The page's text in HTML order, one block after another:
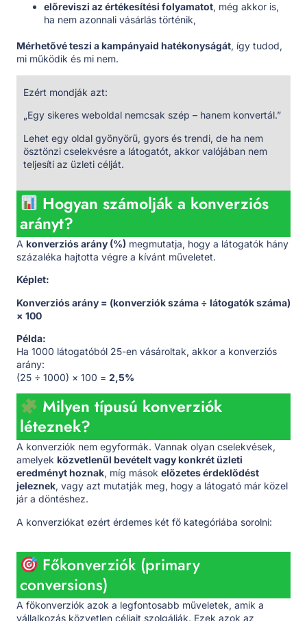
előreviszi az értékesítési folyamatot, még akkor is,
ha nem azonnali vásárlás történik,
Mérhetővé teszi a kampányaid hatékonyságát, így tudod,
mi működik és mi nem.
Ezért mondják azt:
„Egy sikeres weboldal nemcsak szép – hanem konvertál.”
Lehet egy oldal gyönyörű, gyors és trendi, de ha nem
ösztönzi cselekvésre a látogatót, akkor valójában nem
teljesíti az üzleti célját.
Hogyan számolják a konverziós
arányt?
A konverziós arány (%) megmutatja, hogy a látogatók hány
százaléka hajtotta végre a kívánt műveletet.
Képlet:
Konverziós arány = (konverziók száma ÷ látogatók száma)
× 100
Példa:
Ha 1000 látogatóból 25-en vásároltak, akkor a konverziós
arány:
(25 ÷ 1000) × 100 = 2,5%
Milyen típusú konverziók
léteznek?
A konverziók nem egyformák. Vannak olyan cselekvések,
amelyek közvetlenül bevételt vagy konkrét üzleti
eredményt hoznak, míg mások előzetes érdeklődést
jeleznek, vagy azt mutatják meg, hogy a látogató már közel
jár a döntéshez.
A konverziókat ezért érdemes két fő kategóriába sorolni:
Főkonverziók (primary
conversions)
A főkonverziók azok a legfontosabb műveletek, amik a
vállalkozás közvetlen céljait szolgálják. Ezek azok az